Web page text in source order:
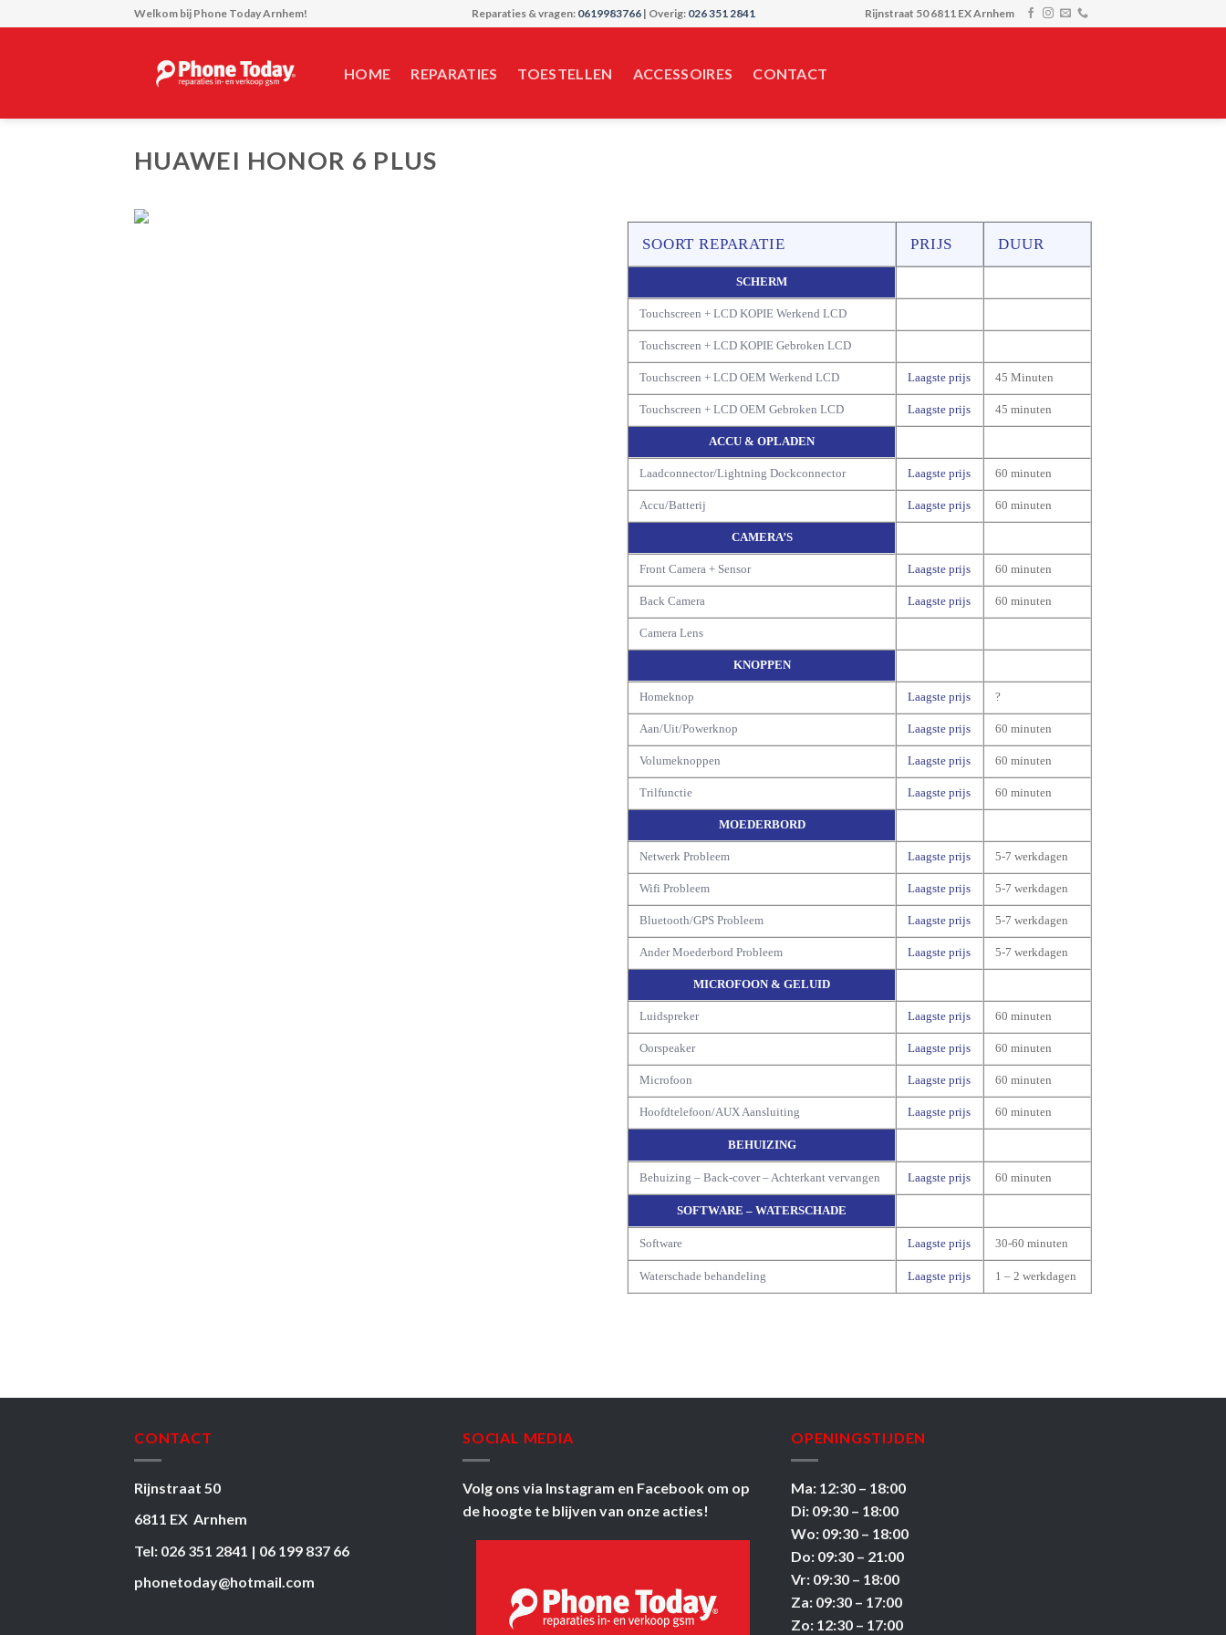
Welkom bij Phone Today Arnhem! Reparaties & vragen: 0619983766| Overig: 026 351 2841 Rijnstraat 50 6811 EX Arnhem
HOME REPARATIES TOESTELLEN ACCESSOIRES CONTACT
HUAWEI HONOR 6 PLUS
SOORT REPARATIE PRIJS DUUR
SCHERM
Touchscreen + LCD KOPIE Werkend LCD
Touchscreen + LCD KOPIE Gebroken LCD
Touchscreen + LCD OEM Werkend LCD Laagste prijs 45 Minuten
Touchscreen + LCD OEM Gebroken LCD Laagste prijs 45 minuten
ACCU & OPLADEN
Laadconnector/Lightning Dockconnector Laagste prijs 60 minuten
Accu/Batterij Laagste prijs 60 minuten
CAMERA’S
Front Camera + Sensor Laagste prijs 60 minuten
Back Camera Laagste prijs 60 minuten
Camera Lens
KNOPPEN
Homeknop Laagste prijs ?
Aan/Uit/Powerknop Laagste prijs 60 minuten
Volumeknoppen Laagste prijs 60 minuten
Trilfunctie Laagste prijs 60 minuten
MOEDERBORD
Netwerk Probleem Laagste prijs 5-7 werkdagen
Wifi Probleem Laagste prijs 5-7 werkdagen
Bluetooth/GPS Probleem Laagste prijs 5-7 werkdagen
Ander Moederbord Probleem Laagste prijs 5-7 werkdagen
MICROFOON & GELUID
Luidspreker Laagste prijs 60 minuten
Oorspeaker Laagste prijs 60 minuten
Microfoon Laagste prijs 60 minuten
Hoofdtelefoon/AUX Aansluiting Laagste prijs 60 minuten
BEHUIZING
Behuizing – Back-cover – Achterkant vervangen Laagste prijs 60 minuten
SOFTWARE – WATERSCHADE
Software Laagste prijs 30-60 minuten
Waterschade behandeling Laagste prijs 1 – 2 werkdagen
CONTACT
Rijnstraat 50
6811 EX Arnhem
Tel: 026 351 2841 | 06 199 837 66
phonetoday@hotmail.com
SOCIAL MEDIA
Volg ons via Instagram en Facebook om op
de hoogte te blijven van onze acties!
OPENINGSTIJDEN
Ma: 12:30 – 18:00
Di: 09:30 – 18:00
Wo: 09:30 – 18:00
Do: 09:30 – 21:00
Vr: 09:30 – 18:00
Za: 09:30 – 17:00
Zo: 12:30 – 17:00